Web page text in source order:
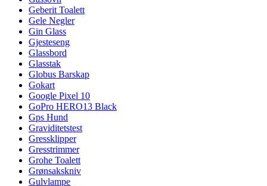
Geberit Toalett
Gele Negler
Gin Glass
Gjesteseng
Glassbord
Glasstak
Globus Barskap
Gokart
Google Pixel 10
GoPro HERO13 Black
Gps Hund
Graviditetstest
Gressklipper
Gresstrimmer
Grohe Toalett
Grønsakskniv
Gulvlampe